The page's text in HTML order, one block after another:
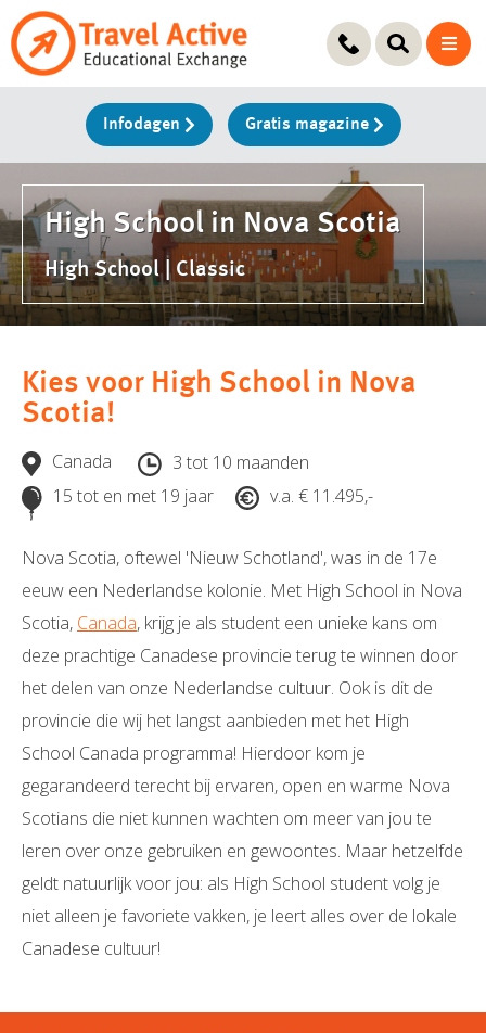
Ga
naar
Infodagen Gratis magazine
High School in Nova Scotia
High School | Classic
Kies voor High School in Nova
Scotia!
Canada
3 tot 10 maanden
15 tot en met 19 jaar
v.a. € 11.495,-
Nova Scotia, oftewel 'Nieuw Schotland', was in de 17e
eeuw een Nederlandse kolonie. Met High School in Nova
Scotia, Canada, krijg je als student een unieke kans om
deze prachtige Canadese provincie terug te winnen door
het delen van onze Nederlandse cultuur. Ook is dit de
provincie die wij het langst aanbieden met het High
School Canada programma! Hierdoor kom je
gegarandeerd terecht bij ervaren, open en warme Nova
Scotians die niet kunnen wachten om meer van jou te
leren over onze gebruiken en gewoontes. Maar hetzelfde
geldt natuurlijk voor jou: als High School student volg je
niet alleen je favoriete vakken, je leert alles over de lokale
Canadese cultuur!